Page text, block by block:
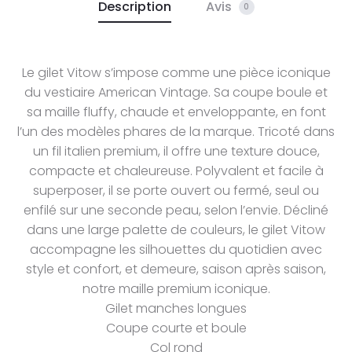
Description Avis 0
Le gilet Vitow s’impose comme une pièce iconique
du vestiaire American Vintage. Sa coupe boule et
sa maille fluffy, chaude et enveloppante, en font
l’un des modèles phares de la marque. Tricoté dans
un fil italien premium, il offre une texture douce,
compacte et chaleureuse. Polyvalent et facile à
superposer, il se porte ouvert ou fermé, seul ou
enfilé sur une seconde peau, selon l’envie. Décliné
dans une large palette de couleurs, le gilet Vitow
accompagne les silhouettes du quotidien avec
style et confort, et demeure, saison après saison,
notre maille premium iconique.
Gilet manches longues
Coupe courte et boule
Col rond